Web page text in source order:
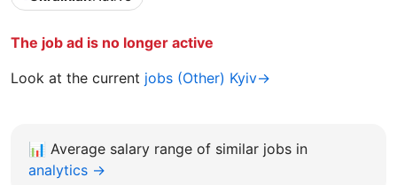
The job ad is no longer active
Look at the current jobs (Other) Kyiv→
📊 Average salary range of similar jobs in
analytics →